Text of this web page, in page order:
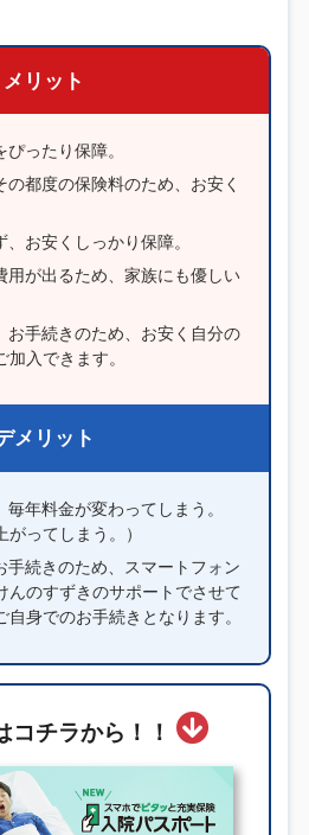
メリット
ったり保障。
都度の保険料のため、お安く
お安くしっかり保障。
用が出るため、家族にも優しい
お手続きのため、お安く自分の
入できます。
メリット
年料金が変わってしまう。
がってしまう。）
手続きのため、スマートフォン
んのすずきのサポートでさせて
自身でのお手続きとなります。
コチラから！！